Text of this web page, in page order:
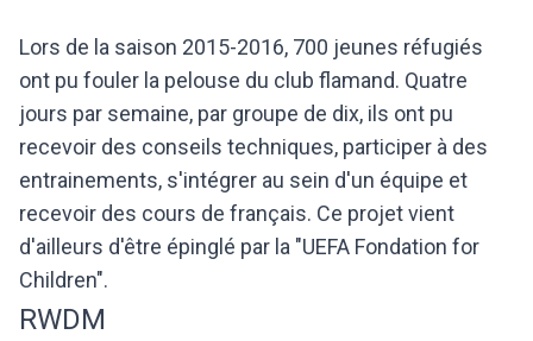
Lors de la saison 2015-2016, 700 jeunes réfugiés
ont pu fouler la pelouse du club flamand. Quatre
jours par semaine, par groupe de dix, ils ont pu
recevoir des conseils techniques, participer à des
entrainements, s'intégrer au sein d'un équipe et
recevoir des cours de français. Ce projet vient
d'ailleurs d'être épinglé par la "UEFA Fondation for
Children".
RWDM